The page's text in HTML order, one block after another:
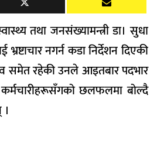
तथा जनसंख्यामन्त्री डा। सुधा
भ्रष्टाचार नगर्न कडा निर्देशन दिएकी
समेत रहेकी उनले आइतबार पदभार
कर्मचारीहरूसँगको छलफलमा बोल्दै